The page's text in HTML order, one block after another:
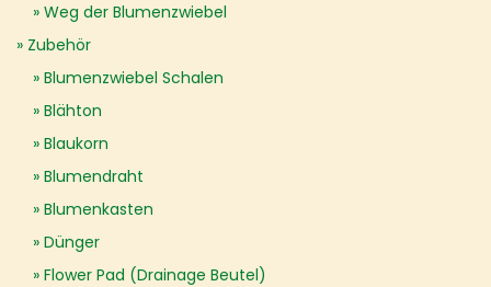
Weg der Blumenzwiebel
Zubehör
Blumenzwiebel Schalen
Blähton
Blaukorn
Blumendraht
Blumenkasten
Dünger
Flower Pad (Drainage Beutel)